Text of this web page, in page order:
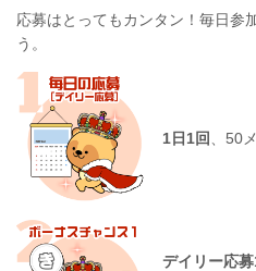
応募はとってもカンタン！毎日参
う。
1日1回 、50
デイリー応